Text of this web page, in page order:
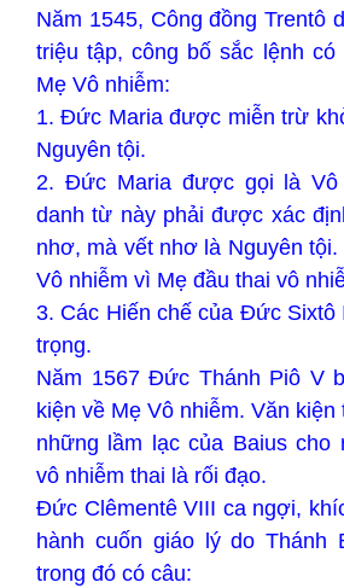
Năm 1545, Công đồng Trentô
triệu tập, công bố sắc lệnh có
Mẹ Vô nhiễm:
1. Đức Maria được miễn trừ
Nguyên tội.
2. Đức Maria được gọi là Vô
danh từ này phải được xác
nhơ, mà vết nhơ là Nguyên
Vô nhiễm vì Mẹ đầu thai vô
3. Các Hiến chế của Đức Sixtô
trọng.
Năm 1567 Đức Thánh Piô V
kiện về Mẹ Vô nhiễm. Văn
những lầm lạc của Baius
vô nhiễm thai là rối đạo.
Đức Clêmentê VIII ca ngợi,
hành cuốn giáo lý do Thánh
trong đó có câu: